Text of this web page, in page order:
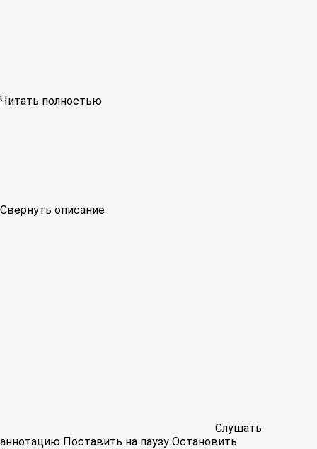
Читать полностью
Свернуть описание
Слушать
аннотацию Поставить на паузу Остановить